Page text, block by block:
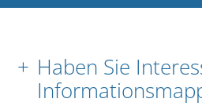
Haben Sie